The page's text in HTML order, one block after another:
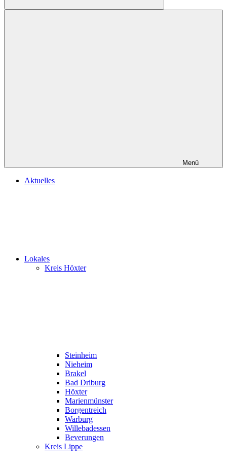
Suchen
Menü
Aktuelles
Lokales
Kreis Höxter
Steinheim
Nieheim
Brakel
Bad Driburg
Höxter
Marienmünster
Borgentreich
Warburg
Willebadessen
Beverungen
Kreis Lippe